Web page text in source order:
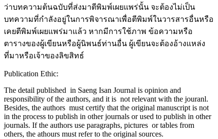
ว่าบทความต้นฉบับที่ส่งมาตีพิมพ์เผยแพร่นั้น จะต้องไม่เป็น
บทความที่กำลังอยู่ในการพิจารณาเพื่อตีพิมพ์ในวารสารอื่นหรือ
เคยตีพิมพ์เผยแพร่มาแล้ว หากมีการใช้ภาพ ข้อความหรือ
ตารางของผู้เขียนหรือผู้นิพนธ์ท่านอื่น ผู้เขียนจะต้องอ้างแหล่ง
ที่มาหรือเจ้าของลิขสิทธ์
Publication Ethic:
The detail published in Saeng Isan Journal is opinion and
responsibility of the authors, and it is not relevant with the jouranl.
Besides, the authors must certify that the original manuscript is not
in the process to publish in other journals or used to publish in other
journals. If the authors use paragraphs, pictures or tables from
others, the athours must refer to the original sources.